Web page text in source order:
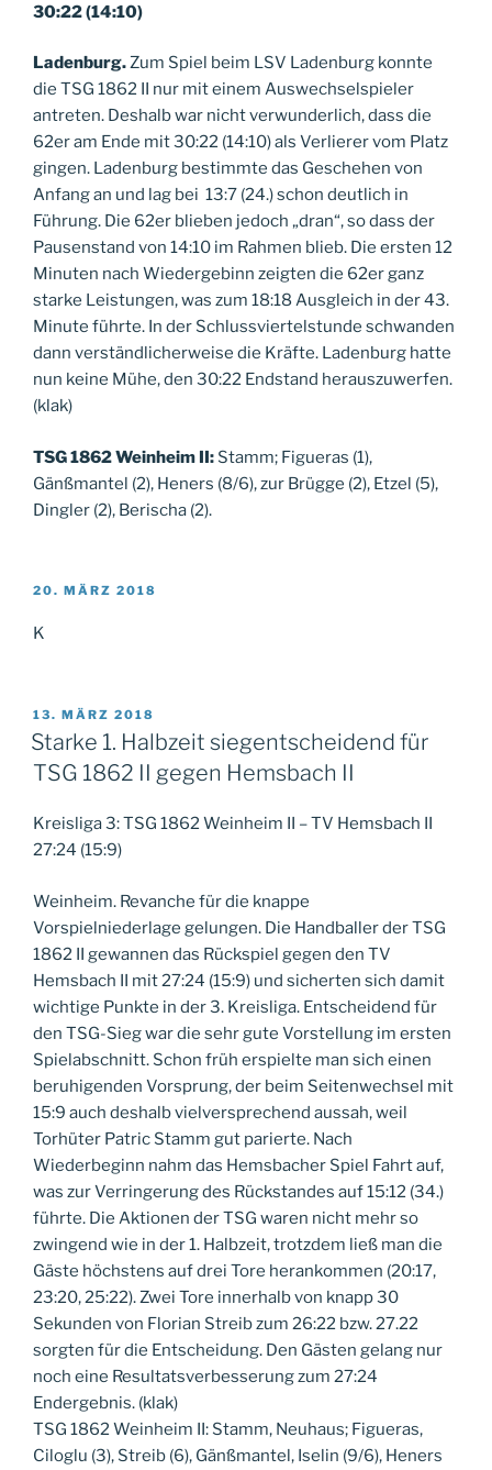
30:22 (14:10)
Ladenburg.Zum Spiel beim LSV Ladenburg konnte
die TSG 1862 II nur mit einem Auswechselspieler
antreten. Deshalb war nicht verwunderlich, dass die
62er am Ende mit 30:22 (14:10) als Verlierer vom Platz
gingen. Ladenburg bestimmte das Geschehen von
Anfang an und lag bei 13:7 (24.) schon deutlich in
Führung. Die 62er blieben jedoch „dran“, so dass der
Pausenstand von 14:10 im Rahmen blieb. Die ersten 12
Minuten nach Wiedergebinn zeigten die 62er ganz
starke Leistungen, was zum 18:18 Ausgleich in der 43.
Minute führte. In der Schlussviertelstunde schwanden
dann verständlicherweise die Kräfte. Ladenburg hatte
nun keine Mühe, den 30:22 Endstand herauszuwerfen.
(klak)
TSG 1862 Weinheim II: Stamm; Figueras (1),
Gänßmantel (2), Heners (8/6), zur Brügge (2), Etzel (5),
Dingler (2), Berischa (2).
VERÖFFENTLICHT
20. MÄRZ 2018
K
VERÖFFENTLICHT
AM
13. MÄRZ 2018
Starke 1. Halbzeit siegentscheidend für
TSG 1862 II gegen Hemsbach II
Kreisliga 3: TSG 1862 Weinheim II – TV Hemsbach II
27:24 (15:9)
Weinheim. Revanche für die knappe
Vorspielniederlage gelungen. Die Handballer der TSG
1862 II gewannen das Rückspiel gegen den TV
Hemsbach II mit 27:24 (15:9) und sicherten sich damit
wichtige Punkte in der 3. Kreisliga. Entscheidend für
den TSG-Sieg war die sehr gute Vorstellung im ersten
Spielabschnitt. Schon früh erspielte man sich einen
beruhigenden Vorsprung, der beim Seitenwechsel mit
15:9 auch deshalb vielversprechend aussah, weil
Torhüter Patric Stamm gut parierte. Nach
Wiederbeginn nahm das Hemsbacher Spiel Fahrt auf,
was zur Verringerung des Rückstandes auf 15:12 (34.)
führte. Die Aktionen der TSG waren nicht mehr so
zwingend wie in der 1. Halbzeit, trotzdem ließ man die
Gäste höchstens auf drei Tore herankommen (20:17,
23:20, 25:22). Zwei Tore innerhalb von knapp 30
Sekunden von Florian Streib zum 26:22 bzw. 27.22
sorgten für die Entscheidung. Den Gästen gelang nur
noch eine Resultatsverbesserung zum 27:24
Endergebnis. (klak)
TSG 1862 Weinheim II: Stamm, Neuhaus; Figueras,
Ciloglu (3), Streib (6), Gänßmantel, Iselin (9/6), Heners